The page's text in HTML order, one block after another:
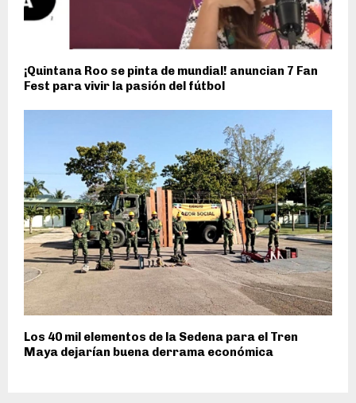
¡Quintana Roo se pinta de mundial! anuncian 7 Fan
Fest para vivir la pasión del fútbol
Los 40 mil elementos de la Sedena para el Tren
Maya dejarían buena derrama económica